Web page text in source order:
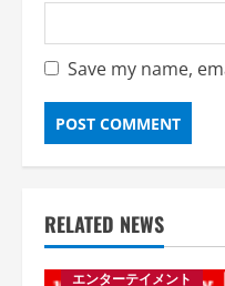
Save my name,
RELATED NEWS
エンターテイメント